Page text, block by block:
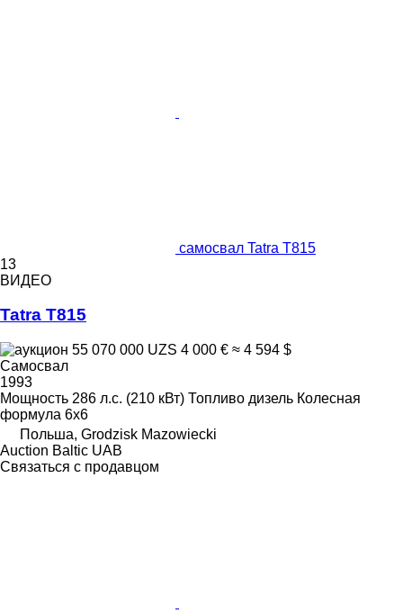
самосвал Tatra T815
13
ВИДЕО
Tatra T815
55 070 000 UZS 4 000 € ≈ 4 594 $
Самосвал
1993
Мощность 286 л.с. (210 кВт) Топливо дизель Колесная
формула 6x6
Польша, Grodzisk Mazowiecki
Auction Baltic UAB
Связаться с продавцом